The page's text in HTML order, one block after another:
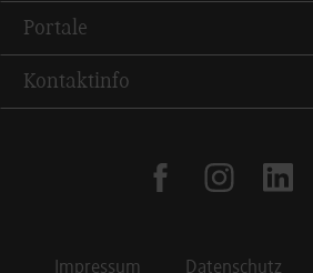
Portale
Kontaktinfo
facebookinstagramlinkedin